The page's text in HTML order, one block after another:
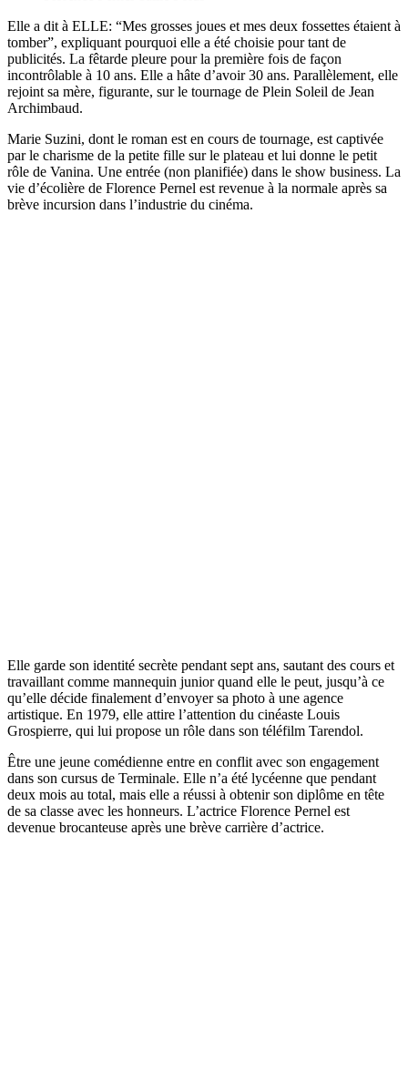
Elle a dit à ELLE: “Mes grosses joues et mes deux fossettes étaient à
tomber”, expliquant pourquoi elle a été choisie pour tant de
publicités. La fêtarde pleure pour la première fois de façon
incontrôlable à 10 ans. Elle a hâte d’avoir 30 ans. Parallèlement, elle
rejoint sa mère, figurante, sur le tournage de Plein Soleil de Jean
Archimbaud.
Marie Suzini, dont le roman est en cours de tournage, est captivée
par le charisme de la petite fille sur le plateau et lui donne le petit
rôle de Vanina. Une entrée (non planifiée) dans le show business. La
vie d’écolière de Florence Pernel est revenue à la normale après sa
brève incursion dans l’industrie du cinéma.
Elle garde son identité secrète pendant sept ans, sautant des cours et
travaillant comme mannequin junior quand elle le peut, jusqu’à ce
qu’elle décide finalement d’envoyer sa photo à une agence
artistique. En 1979, elle attire l’attention du cinéaste Louis
Grospierre, qui lui propose un rôle dans son téléfilm Tarendol.
Être une jeune comédienne entre en conflit avec son engagement
dans son cursus de Terminale. Elle n’a été lycéenne que pendant
deux mois au total, mais elle a réussi à obtenir son diplôme en tête
de sa classe avec les honneurs. L’actrice Florence Pernel est
devenue brocanteuse après une brève carrière d’actrice.